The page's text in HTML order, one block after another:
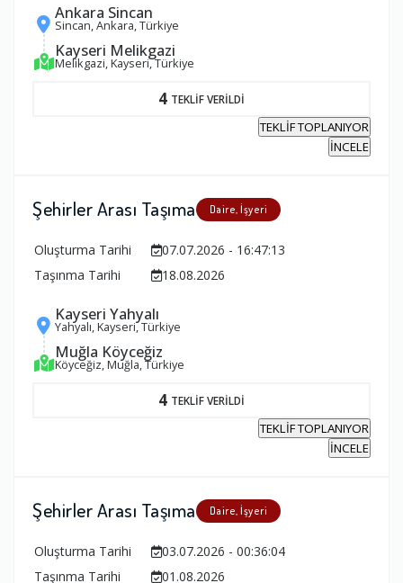
Ankara Sincan
Sincan, Ankara, Türkiye
Kayseri Melikgazi
Melikgazi, Kayseri, Türkiye
4 TEKLİF VERİLDİ
TEKLİF TOPLANIYOR
İNCELE
Şehirler Arası Taşıma Daire, İşyeri
Oluşturma Tarihi
07.07.2026 - 16:47:13
Taşınma Tarihi
18.08.2026
Kayseri Yahyalı
Yahyalı, Kayseri, Türkiye
Muğla Köyceğiz
Köyceğiz, Muğla, Türkiye
4 TEKLİF VERİLDİ
TEKLİF TOPLANIYOR
İNCELE
Şehirler Arası Taşıma Daire, İşyeri
Oluşturma Tarihi
03.07.2026 - 00:36:04
Taşınma Tarihi
01.08.2026